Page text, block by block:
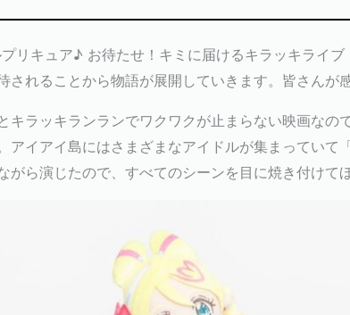
リキュア♪ お待たせ！キミに届けるキラッキライブ
されることから物語が展開していきます。皆さんが
キラッキランランでワクワクが止まらない映画な
アイアイ島にはさまざまなアイドルが集まってい
がら演じたので、すべてのシーンを目に焼き付けてほ